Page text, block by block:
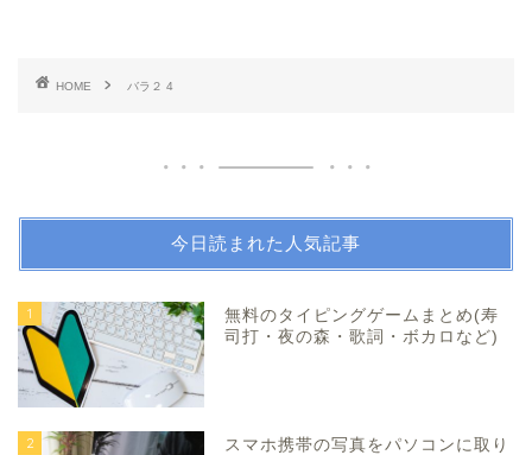
HOME バラ２ 4
今日読まれた人気記事
1
無料のタイピングゲームまとめ(寿
司打・夜の森・歌詞・ボカロなど)
2
スマホ携帯の写真をパソコンに取り